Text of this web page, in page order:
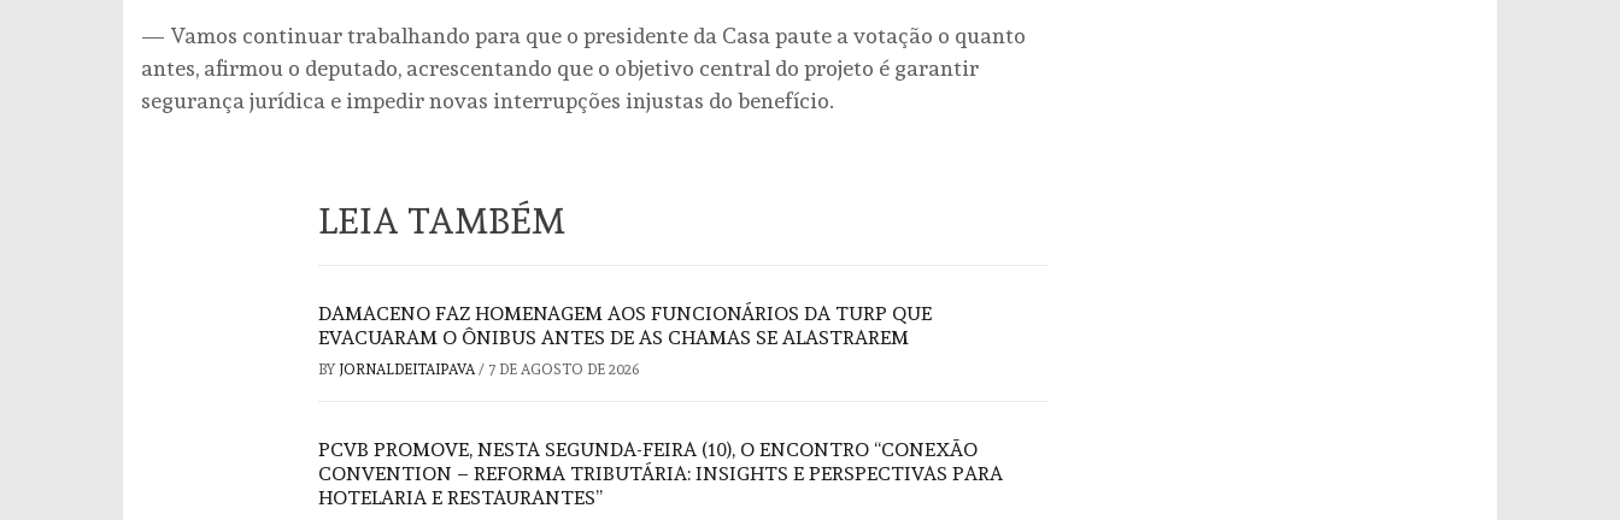
— Vamos continuar trabalhando para que o presidente da Casa paute a votação o quanto
antes, afirmou o deputado, acrescentando que o objetivo central do projeto é garantir
segurança jurídica e impedir novas interrupções injustas do benefício.
LEIA TAMBÉM
DAMACENO FAZ HOMENAGEM AOS FUNCIONÁRIOS DA TURP QUE
EVACUARAM O ÔNIBUS ANTES DE AS CHAMAS SE ALASTRAREM
BY JORNALDEITAIPAVA/ 7 DE AGOSTO DE 2026
PCVB PROMOVE, NESTA SEGUNDA-FEIRA (10), O ENCONTRO “CONEXÃO
CONVENTION – REFORMA TRIBUTÁRIA: INSIGHTS E PERSPECTIVAS PARA
HOTELARIA E RESTAURANTES”